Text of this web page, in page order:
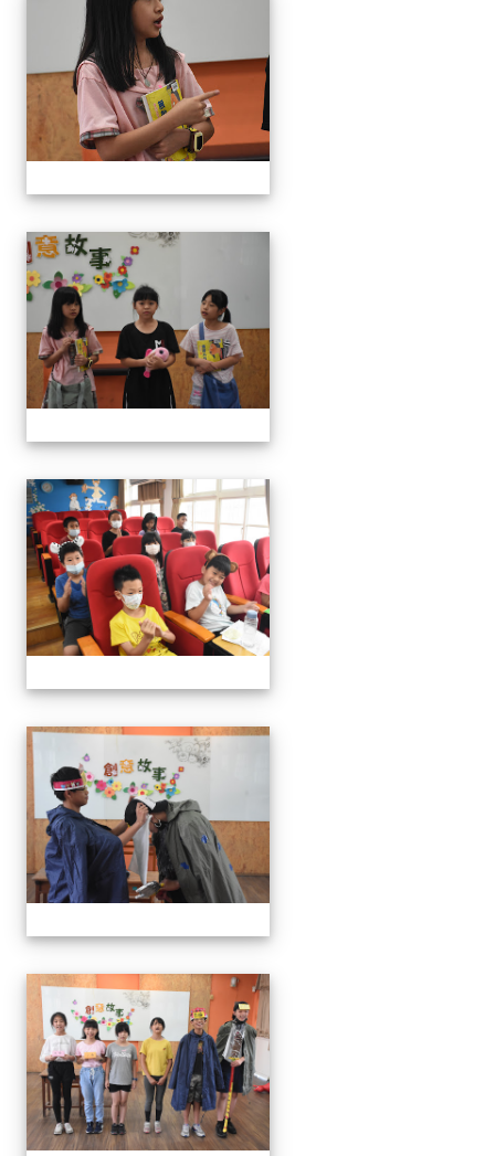
111學年度創意說故事比賽
111學年度創意說故事比賽